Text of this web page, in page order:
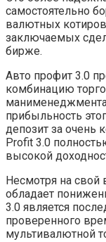
самостоятельно
валютных
заключаемых
бирже.
Авто профит 3.0
комбинацию
прибыльность
депозит за очень
Profit 3.0
высокой
Несмотря на свой
обладает
3.0 является
проверенного
мультивалютной